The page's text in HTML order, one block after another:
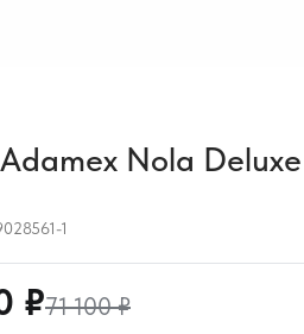
Nola
1
₽71 100 ₽